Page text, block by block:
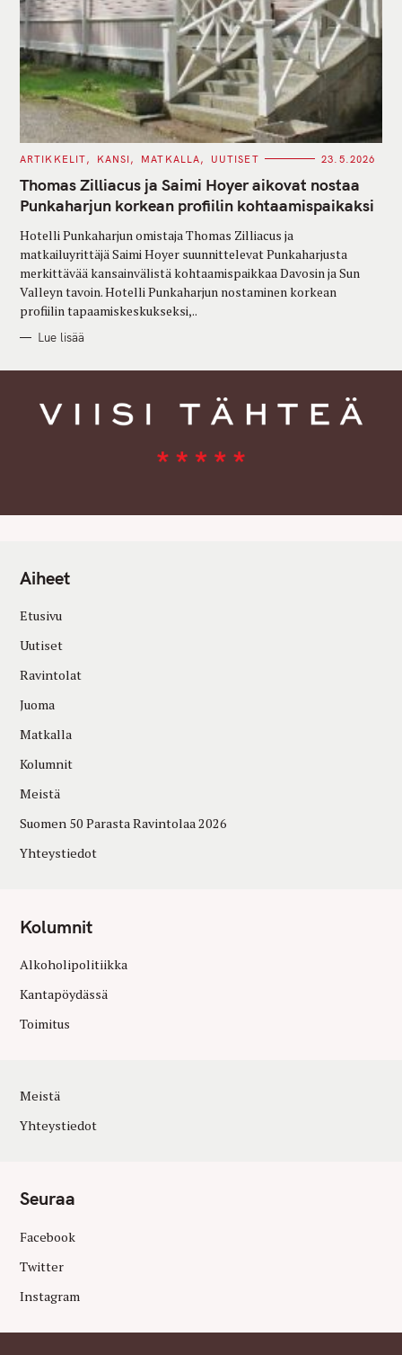
C
T
E
G
O
I
E
S
ARTIKKELIT KANSI MATKALLA UUTISET 23.5.2026
Thomas Zilliacus ja Saimi Hoyer aikovat nostaa
Punkaharjun korkean profiilin kohtaamispaikaksi
Hotelli Punkaharjun omistaja Thomas Zilliacus ja
matkailuyrittäjä Saimi Hoyer suunnittelevat Punkaharjusta
merkittävää kansainvälistä kohtaamispaikkaa Davosin ja Sun
Valleyn tavoin. Hotelli Punkaharjun nostaminen korkean
profiilin tapaamiskeskukseksi,..
Lue lisää
Aiheet
Etusivu
Uutiset
Ravintolat
Juoma
Matkalla
Kolumnit
Meistä
Suomen 50 Parasta Ravintolaa 2026
Yhteystiedot
Kolumnit
Alkoholipolitiikka
Kantapöydässä
Toimitus
Meistä
Yhteystiedot
Seuraa
Facebook
Twitter
Instagram